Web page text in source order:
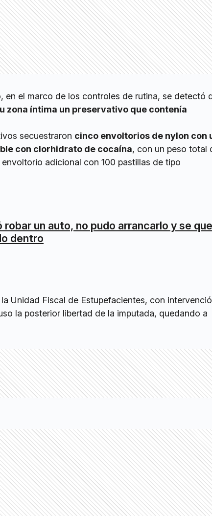
en el marco de los controles de rutina, se detectó
zona íntima un preservativo que contenía
secuestraron cinco envoltorios de nylon con
con clorhidrato de cocaína, con un peso total
adicional con 100 pastillas de tipo
robar un auto, no pudo arrancarlo y se
dentro
Unidad Fiscal de Estupefacientes, con
la posterior libertad de la imputada, quedando a